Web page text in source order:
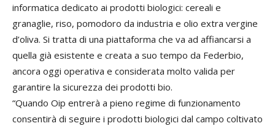
informatica dedicato ai prodotti biologici: cereali e
granaglie, riso, pomodoro da industria e olio extra vergine
d’oliva. Si tratta di una piattaforma che va ad affiancarsi a
quella già esistente e creata a suo tempo da Federbio,
ancora oggi operativa e considerata molto valida per
garantire la sicurezza dei prodotti bio.
“Quando Oip entrerà a pieno regime di funzionamento
consentirà di seguire i prodotti biologici dal campo coltivato